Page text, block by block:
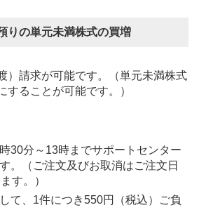
りの単元未満株式の買増
）請求が可能です。（単元未満株式
することが可能です。）
30分～13時までサポートセンター
。（ご注文及びお取消はご注文日
す。）
て、1件につき550円（税込）ご負